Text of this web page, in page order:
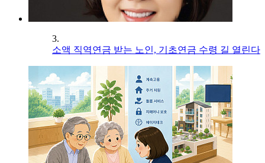
3.
소액 직역연금 받는 노인, 기초연금 수령 길 열린다